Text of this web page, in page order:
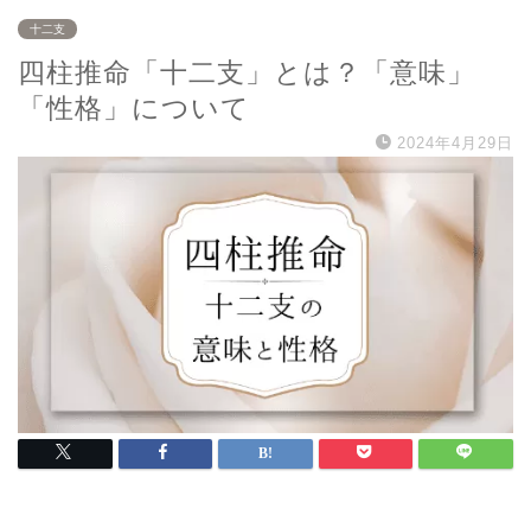
十二支
四柱推命「十二支」とは？「意味」
「性格」について
2024年4月29日